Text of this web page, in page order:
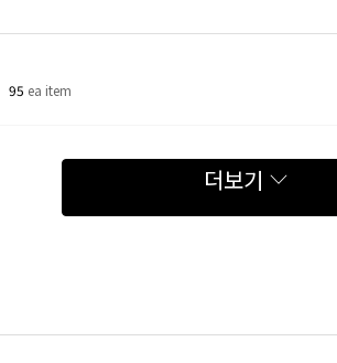
95 ea item
더보기